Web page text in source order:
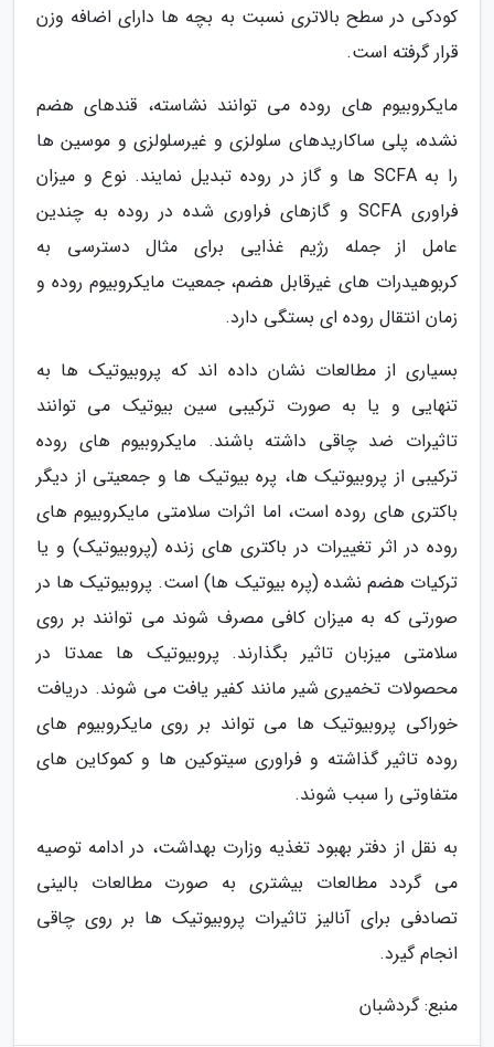
کودکی در سطح بالاتری نسبت به بچه ها دارای اضافه وزن
قرار گرفته است.
مایکروبیوم های روده می توانند نشاسته، قندهای هضم
نشده، پلی ساکاریدهای سلولزی و غیرسلولزی و موسین ها
را به SCFA ها و گاز در روده تبدیل نمایند. نوع و میزان
فراوری SCFA و گازهای فراوری شده در روده به چندین
عامل از جمله رژیم غذایی برای مثال دسترسی به
کربوهیدرات های غیرقابل هضم، جمعیت مایکروبیوم روده و
زمان انتقال روده ای بستگی دارد.
بسیاری از مطالعات نشان داده اند که پروبیوتیک ها به
تنهایی و یا به صورت ترکیبی سین بیوتیک می توانند
تاثیرات ضد چاقی داشته باشند. مایکروبیوم های روده
ترکیبی از پروبیوتیک ها، پره بیوتیک ها و جمعیتی از دیگر
باکتری های روده است، اما اثرات سلامتی مایکروبیوم های
روده در اثر تغییرات در باکتری های زنده (پروبیوتیک) و یا
ترکیات هضم نشده (پره بیوتیک ها) است. پروبیوتیک ها در
صورتی که به میزان کافی مصرف شوند می توانند بر روی
سلامتی میزبان تاثیر بگذارند. پروبیوتیک ها عمدتا در
محصولات تخمیری شیر مانند کفیر یافت می شوند. دریافت
خوراکی پروبیوتیک ها می تواند بر روی مایکروبیوم های
روده تاثیر گذاشته و فراوری سیتوکین ها و کموکاین های
متفاوتی را سبب شوند.
به نقل از دفتر بهبود تغذیه وزارت بهداشت، در ادامه توصیه
می گردد مطالعات بیشتری به صورت مطالعات بالینی
تصادفی برای آنالیز تاثیرات پروبیوتیک ها بر روی چاقی
انجام گیرد.
منبع: گردشبان